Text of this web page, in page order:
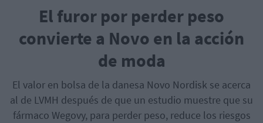
El furor por perder peso
convierte a Novo en la acción
de moda
El valor en bolsa de la danesa Novo Nordisk se acerca
al de LVMH después de que un estudio muestre que su
fármaco Wegovy, para perder peso, reduce los riesgos